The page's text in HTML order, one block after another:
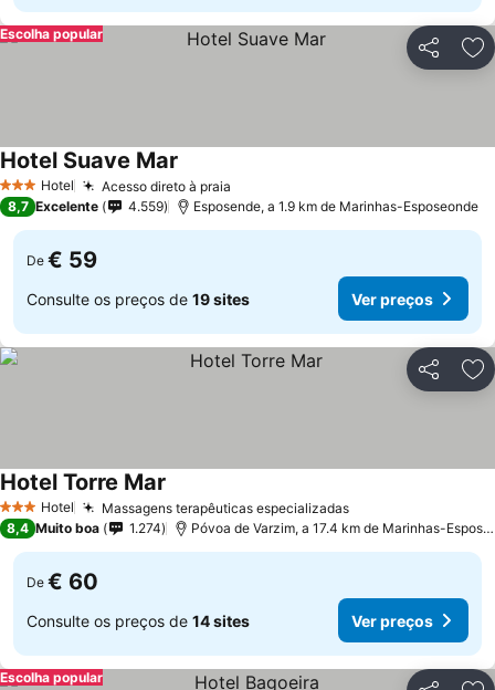
Partilhar
Escolha popular
3 EstrelasHotel Acesso direto à praia
Hotel Suave Mar
8,7 Excelente 4.559 Esposende, a 1.9 km de Marinhas-Esposeonde
De € 59
Consulte os preços de 19 sites Ver preços
Partilhar
3 EstrelasHotel Massagens terapêuticas especializadasVer preços
Hotel Torre Mar
8,4 Muito boa 1.274 Póvoa de Varzim, a 17.4 km de Marinhas-
De € 60
Consulte os preços de 14 sites Ver preços
Escolha popular